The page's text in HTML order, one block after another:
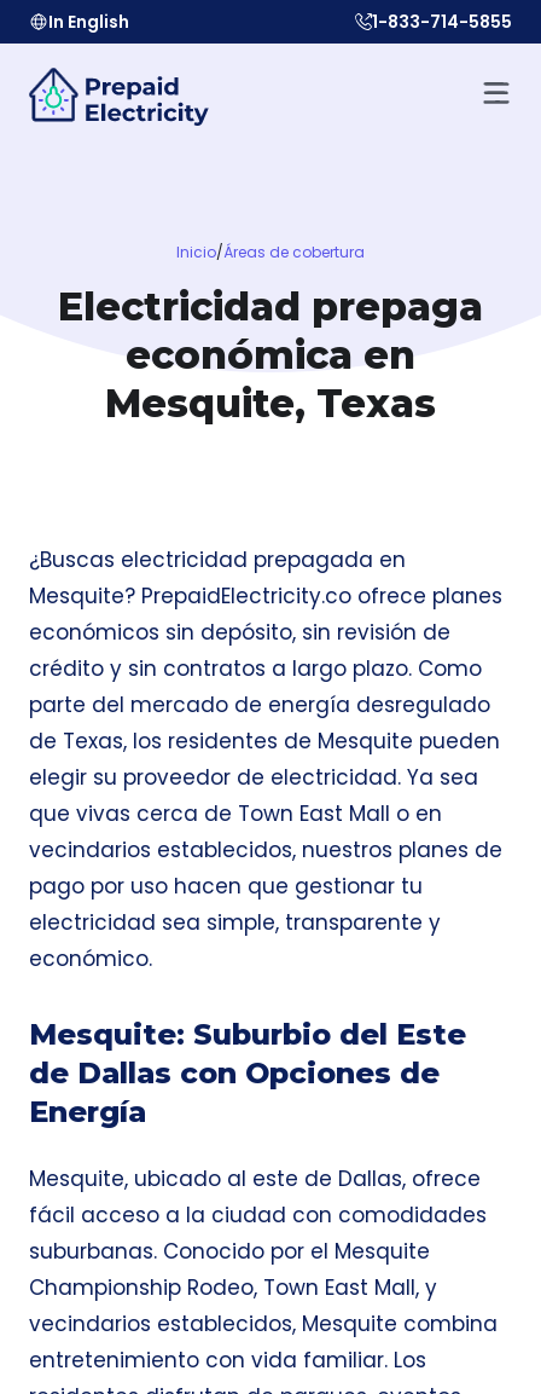
In English 1-833-714-5855
Inicio/Áreas de cobertura
Electricidad prepaga
económica en
Mesquite, Texas
¿Buscas electricidad prepagada en
Mesquite? PrepaidElectricity.co ofrece planes
económicos sin depósito, sin revisión de
crédito y sin contratos a largo plazo. Como
parte del mercado de energía desregulado
de Texas, los residentes de Mesquite pueden
elegir su proveedor de electricidad. Ya sea
que vivas cerca de Town East Mall o en
vecindarios establecidos, nuestros planes de
pago por uso hacen que gestionar tu
electricidad sea simple, transparente y
económico.
Mesquite: Suburbio del Este
de Dallas con Opciones de
Energía
Mesquite, ubicado al este de Dallas, ofrece
fácil acceso a la ciudad con comodidades
suburbanas. Conocido por el Mesquite
Championship Rodeo, Town East Mall, y
vecindarios establecidos, Mesquite combina
entretenimiento con vida familiar. Los